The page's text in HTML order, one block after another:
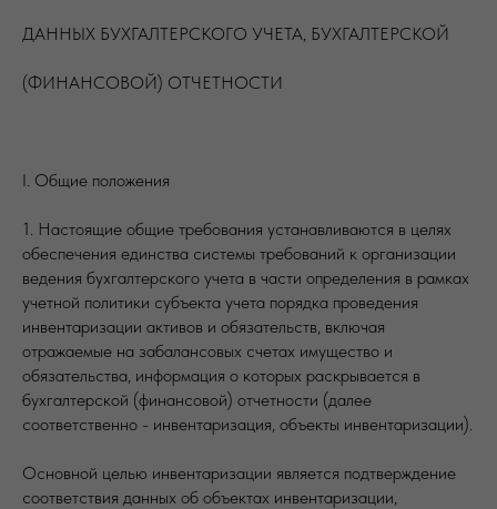
ДАННЫХ БУХГАЛТЕРСКОГО УЧЕТА, БУХГАЛТЕРСКОЙ
(ФИНАНСОВОЙ) ОТЧЕТНОСТИ
I. Общие положения
1. Настоящие общие требования устанавливаются в целях
обеспечения единства системы требований к организации
ведения бухгалтерского учета в части определения в рамках
учетной политики субъекта учета порядка проведения
инвентаризации активов и обязательств, включая
отражаемые на забалансовых счетах имущество и
обязательства, информация о которых раскрывается в
бухгалтерской (финансовой) отчетности (далее
соответственно - инвентаризация, объекты инвентаризации).
Основной целью инвентаризации является подтверждение
соответствия данных об объектах инвентаризации,